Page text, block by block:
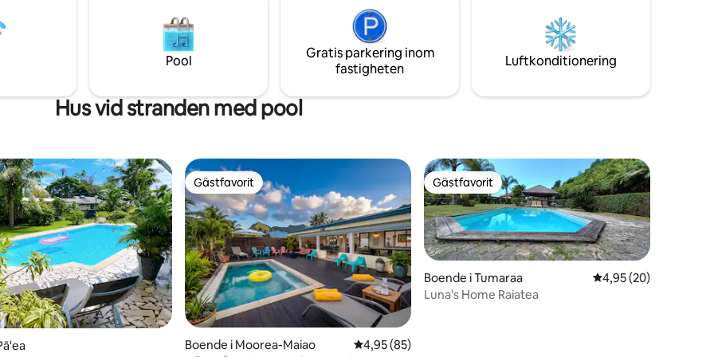
finns också att hyra på
Pool
Gratis parkering inom
fastigheten
Luftkonditionering
Hus vid stranden med pool
betyg, 101 omdömen
Gästfavorit
Gästfavorit
Boende i Moorea-Maiao 4,95 av 5 i genomsnittligt betyg, 85 omdömen
4,95 (85)
Gästfavorit
Gästfavorit
Boende i Tumaraa 4,95 av 5 i
4,95 (20)
Luna's Home Raiatea